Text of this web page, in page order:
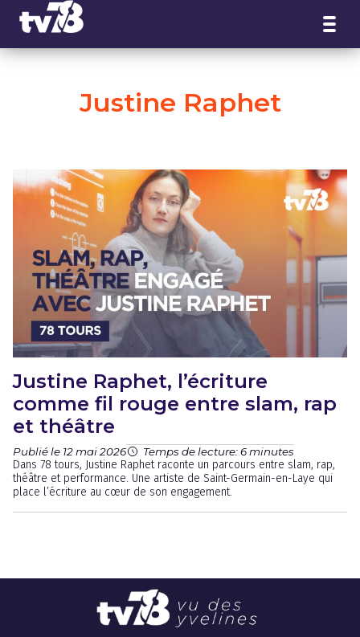
Justine Raphet
Justine Raphet, l’écriture
comme fil rouge entre slam, rap
et théâtre
Publié le 12 mai 2026 Temps de lecture: 6 minutes
Dans 78 tours, Justine Raphet raconte un parcours entre slam, rap,
théâtre et performance. Une artiste de Saint-Germain-en-Laye qui
place l’écriture au cœur de son engagement.
Panneau de gestion des cookies